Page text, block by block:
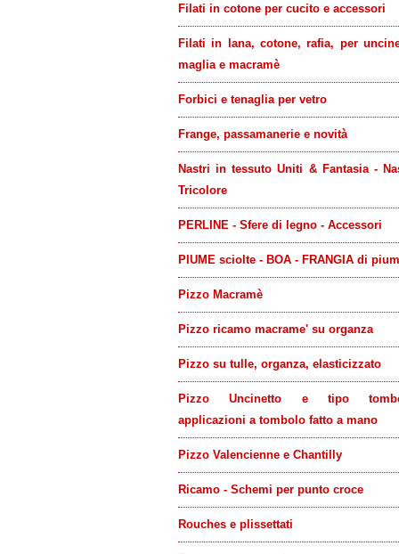
Filati in cotone per cucito e accessori
Filati in lana, cotone, rafia, per
maglia e macramè
Forbici e tenaglia per vetro
Frange, passamanerie e novità
Nastri in tessuto Uniti & Fantasia -
Tricolore
PERLINE - Sfere di legno - Accessori
PIUME sciolte - BOA - FRANGIA di
Pizzo Macramè
Pizzo ricamo macrame' su organza
Pizzo su tulle, organza, elasticizzato
Pizzo Uncinetto e tipo
applicazioni a tombolo fatto a mano
Pizzo Valencienne e Chantilly
Ricamo - Schemi per punto croce
Rouches e plissettati